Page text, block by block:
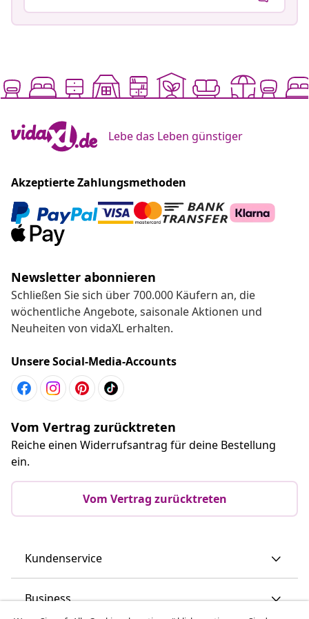
Lebe das Leben günstiger
Akzeptierte Zahlungsmethoden
Newsletter abonnieren
Schließen Sie sich über 700.000 Käufern an, die
wöchentliche Angebote, saisonale Aktionen und
Neuheiten von vidaXL erhalten.
Unsere Social-Media-Accounts
Vom Vertrag zurücktreten
Reiche einen Widerrufsantrag für deine Bestellung
ein.
Vom Vertrag zurücktreten
Kundenservice
Business